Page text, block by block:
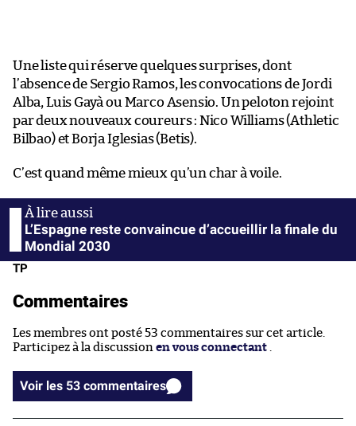
Une liste qui réserve quelques surprises, dont
l’absence de Sergio Ramos, les convocations de Jordi
Alba, Luis Gayà ou Marco Asensio. Un peloton rejoint
par deux nouveaux coureurs : Nico Williams (Athletic
Bilbao) et Borja Iglesias (Betis).
C’est quand même mieux qu’un char à voile.
L’Espagne reste convaincue d’accueillir la finale du
Mondial 2030
TP
Commentaires
Les membres ont posté 53 commentaires sur cet article.
Participez à la discussion en vous connectant .
Voir les 53 commentaires